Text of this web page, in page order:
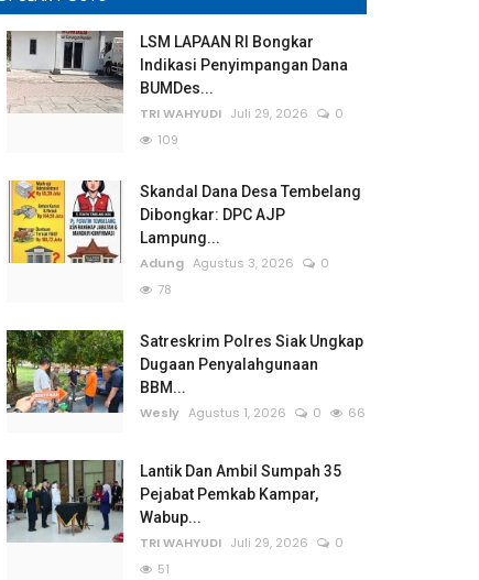
LSM LAPAAN RI Bongkar
Indikasi Penyimpangan Dana
BUMDes...
TRI WAHYUDI Juli 29, 2026
0
109
Skandal Dana Desa Tembelang
Dibongkar: DPC AJP
Lampung...
Adung Agustus 3, 2026
0
78
Satreskrim Polres Siak Ungkap
Dugaan Penyalahgunaan
BBM...
Wesly Agustus 1, 2026 0 66
Lantik Dan Ambil Sumpah 35
Pejabat Pemkab Kampar,
Wabup...
TRI WAHYUDI Juli 29, 2026
0
51